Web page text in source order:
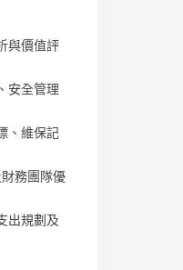
與價值評
安全管理
、維保記
務團隊優
出規劃及